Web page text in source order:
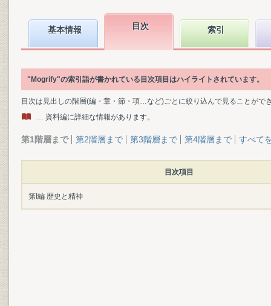
基本情報 目次 索引
"Mogrify"の索引語が書かれている目次項目はハイライトされています。
目次は見出しの階層(編・章・節・項…など)ごとに絞り込んで見ることがで
… 資料編に詳細な情報があります。
第1階層まで 第2階層まで 第3階層まで 第4階層まで すべて
目次項目
第I編 歴史と精神